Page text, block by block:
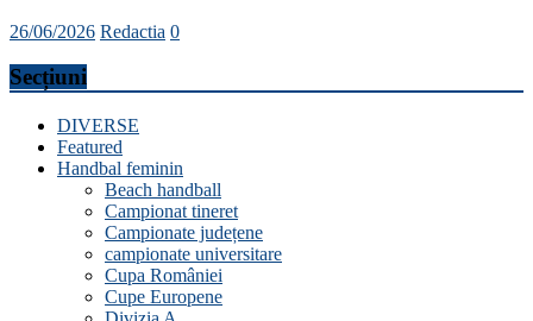
26/06/2026 Redactia 0
Secțiuni
DIVERSE
Featured
Handbal feminin
Beach handball
Campionat tineret
Campionate județene
campionate universitare
Cupa României
Cupe Europene